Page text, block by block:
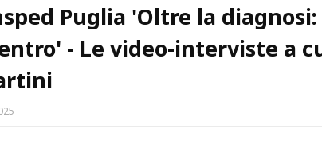
Puglia 'Oltre la
- Le video-interviste a